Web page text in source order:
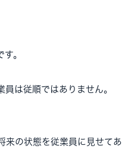
。
は従順ではありません。
来の状態を従業員に見せてあ